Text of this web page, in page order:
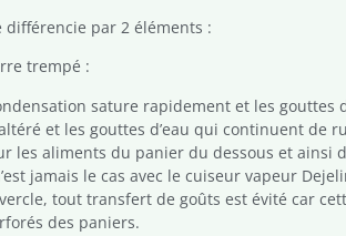
différencie par 2 éléments :
trempé :
sature rapidement et les
et les gouttes d’eau qui continuent
les aliments du panier du dessous et
jamais le cas avec le cuiseur vapeur
tout transfert de goûts est évité car
des paniers.